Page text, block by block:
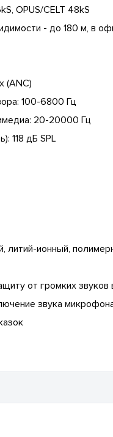
OPUS/CELT 48kS
- до 180 м, в
(ANC)
100-6800 Гц
20-20000 Гц
118 дБ SPL
литий-ионный,
от громких
звука